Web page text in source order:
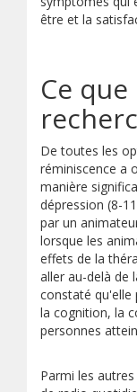
être et la
Ce
De toutes les
réminiscence a
manière
dépression (8-
par un
lorsque les
effets de la
aller au-delà de
constaté qu'elle
la cognition, la
personnes
Parmi les